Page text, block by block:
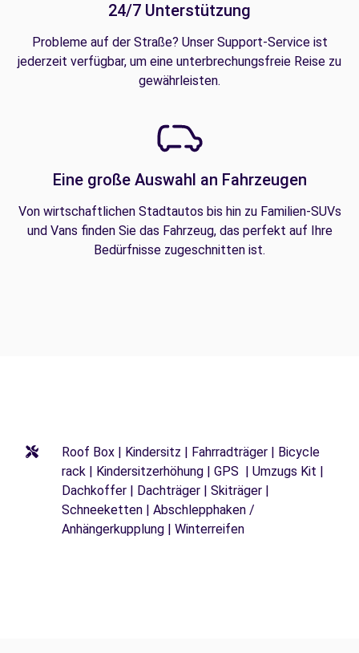
24/7 Unterstützung
Probleme auf der Straße? Unser Support-Service ist
jederzeit verfügbar, um eine unterbrechungsfreie Reise zu
gewährleisten.
Eine große Auswahl an Fahrzeugen
Von wirtschaftlichen Stadtautos bis hin zu Familien-SUVs
und Vans finden Sie das Fahrzeug, das perfekt auf Ihre
Bedürfnisse zugeschnitten ist.
Roof Box | Kindersitz | Fahrradträger | Bicycle
rack | Kindersitzerhöhung | GPS | Umzugs Kit |
Dachkoffer | Dachträger | Skiträger |
Schneeketten | Abschlepphaken /
Anhängerkupplung | Winterreifen